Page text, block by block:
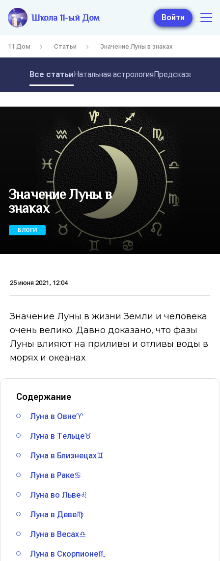
Школа 11-ый Дом Войти
11 Дом Статьи Значение Луны в знаках
Все статьиНатальная астрология
Значение Луны в
знаках
БЛОГИ
25 июня 2021, 12:04
Значение Луны в жизни Земли и человека
очень велико. Давно доказано, что фазы
Луны влияют на приливы и отливы воды в
морях и океанах
Содержание
Луна в Овне♈
Луна в Тельце♉
Луна в Близнецах♊
Луна в Раке♋
Луна во Льве♌
Луна в Деве♍
Луна в Весах♎
Луна в Скорпионе♏